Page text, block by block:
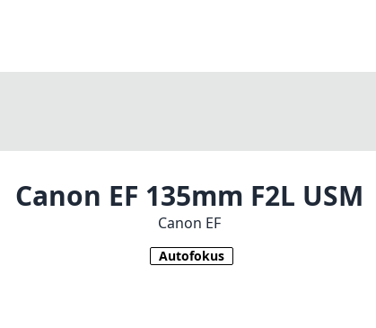
Canon EF 135mm F2L USM
Canon EF
Autofokus